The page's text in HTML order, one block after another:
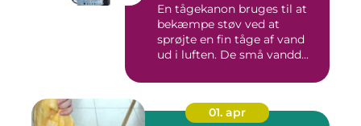
En tågekanon bruges til at
bekæmpe støv ved at
sprøjte en fin tåge af vand
ud i luften. De små vandd...
01. apr